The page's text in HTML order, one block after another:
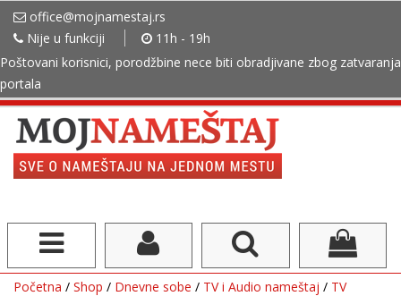
office@mojnamestaj.rs
Nije u funkciji
11h - 19h
Poštovani korisnici, porodžbine nece biti obradjivane zbog zatvaranja
portala
Početna / Shop / Dnevne sobe / TV i Audio nameštaj / TV